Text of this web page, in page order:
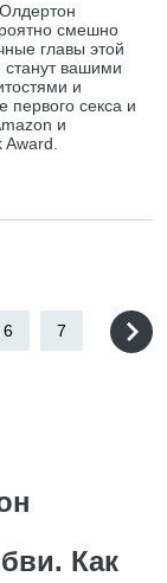
смешно
главы этой
станут вашими
и
первого секса и
и
6 7
Как